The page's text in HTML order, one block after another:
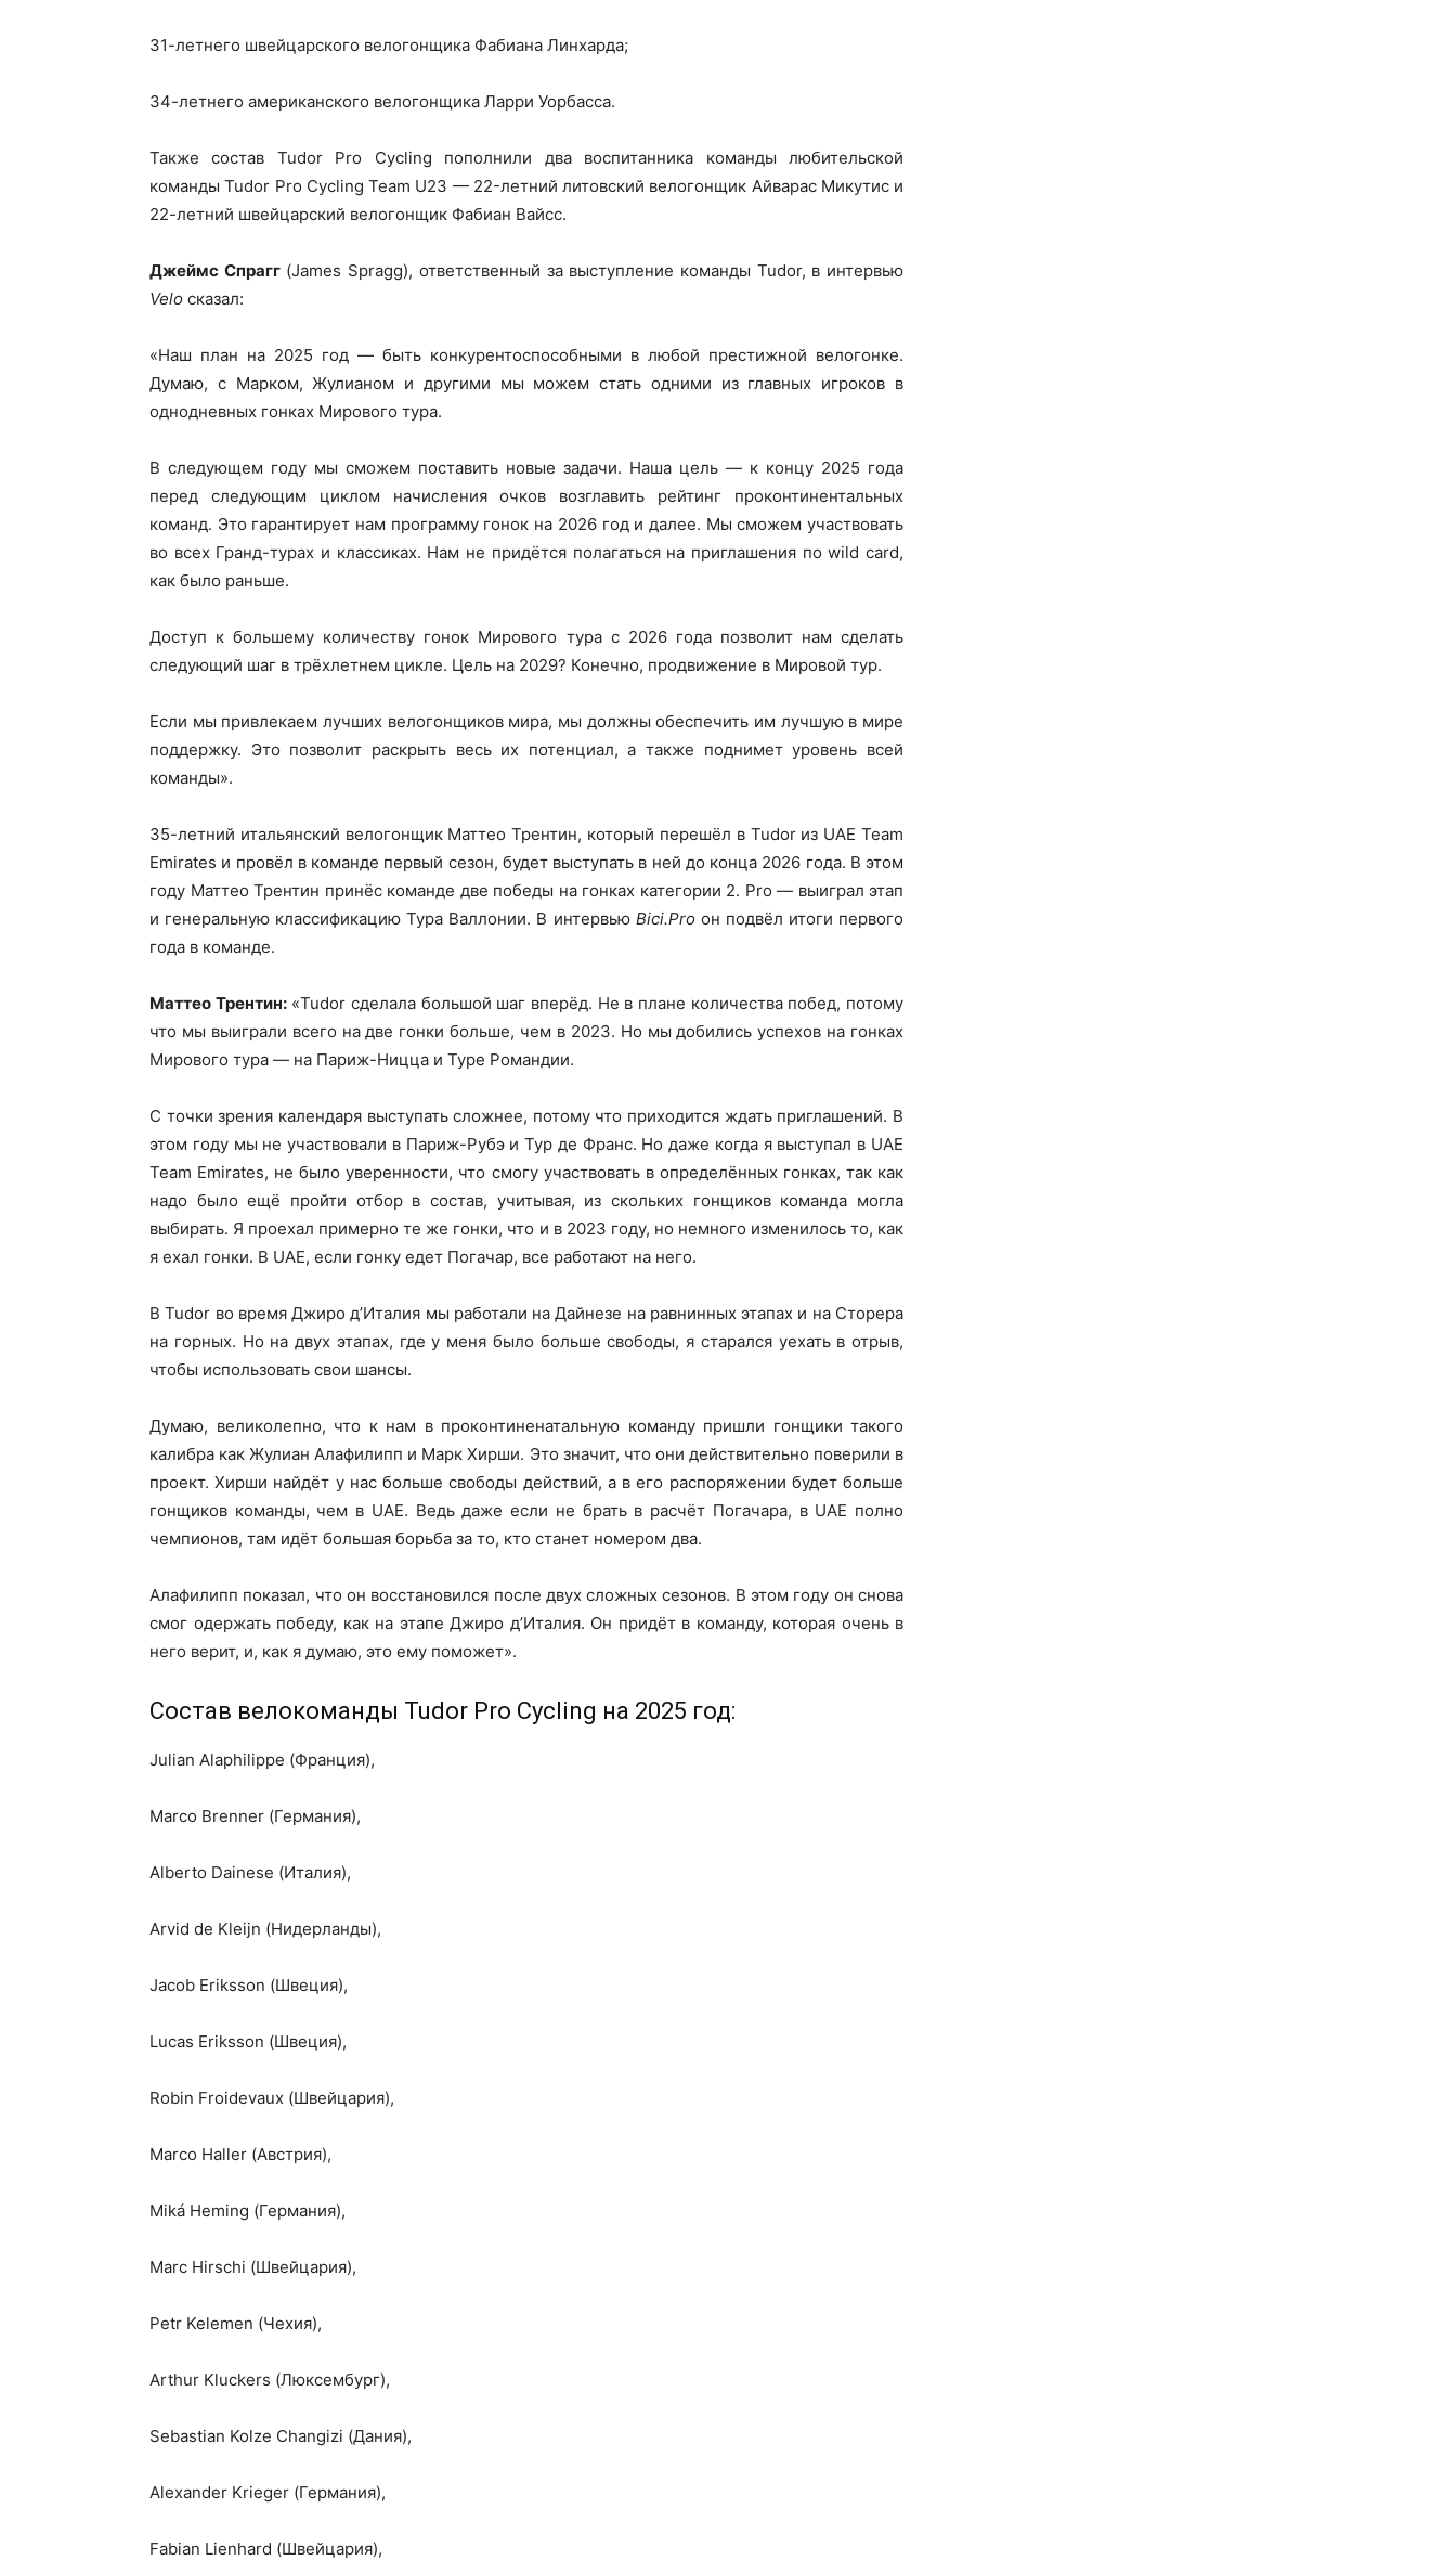
31-летнего швейцарского велогонщика Фабиана Линхарда;
34-летнего американского велогонщика Ларри Уорбасса.
Также состав Tudor Pro Cycling пополнили два воспитанника команды любительской
команды Tudor Pro Cycling Team U23 — 22-летний литовский велогонщик Айварас Микутис и
22-летний швейцарский велогонщик Фабиан Вайсс.
Джеймс Спрагг(James Spragg), ответственный за выступление команды Tudor, в интервью
Velo сказал:
«Наш план на 2025 год — быть конкурентоспособными в любой престижной велогонке.
Думаю, с Марком, Жулианом и другими мы можем стать одними из главных игроков в
однодневных гонках Мирового тура.
В следующем году мы сможем поставить новые задачи. Наша цель — к концу 2025 года
перед следующим циклом начисления очков возглавить рейтинг проконтинентальных
команд. Это гарантирует нам программу гонок на 2026 год и далее. Мы сможем участвовать
во всех Гранд-турах и классиках. Нам не придётся полагаться на приглашения по wild card,
как было раньше.
Доступ к большему количеству гонок Мирового тура с 2026 года позволит нам сделать
следующий шаг в трёхлетнем цикле. Цель на 2029? Конечно, продвижение в Мировой тур.
Если мы привлекаем лучших велогонщиков мира, мы должны обеспечить им лучшую в мире
поддержку. Это позволит раскрыть весь их потенциал, а также поднимет уровень всей
команды».
35-летний итальянский велогонщик Маттео Трентин, который перешёл в Tudor из UAE Team
Emirates и провёл в команде первый сезон, будет выступать в ней до конца 2026 года. В этом
году Маттео Трентин принёс команде две победы на гонках категории 2. Pro — выиграл этап
и генеральную классификацию Тура Валлонии. В интервью Bici.Proон подвёл итоги первого
года в команде.
Маттео Трентин:«Tudor сделала большой шаг вперёд. Не в плане количества побед, потому
что мы выиграли всего на две гонки больше, чем в 2023. Но мы добились успехов на гонках
Мирового тура — на Париж-Ницца и Туре Романдии.
С точки зрения календаря выступать сложнее, потому что приходится ждать приглашений. В
этом году мы не участвовали в Париж-Рубэ и Тур де Франс. Но даже когда я выступал в UAE
Team Emirates, не было уверенности, что смогу участвовать в определённых гонках, так как
надо было ещё пройти отбор в состав, учитывая, из скольких гонщиков команда могла
выбирать. Я проехал примерно те же гонки, что и в 2023 году, но немного изменилось то, как
я ехал гонки. В UAE, если гонку едет Погачар, все работают на него.
В Tudor во время Джиро д’Италия мы работали на Дайнезе на равнинных этапах и на Сторера
на горных. Но на двух этапах, где у меня было больше свободы, я старался уехать в отрыв,
чтобы использовать свои шансы.
Думаю, великолепно, что к нам в проконтиненатальную команду пришли гонщики такого
калибра как Жулиан Алафилипп и Марк Хирши. Это значит, что они действительно поверили в
проект. Хирши найдёт у нас больше свободы действий, а в его распоряжении будет больше
гонщиков команды, чем в UAE. Ведь даже если не брать в расчёт Погачара, в UAE полно
чемпионов, там идёт большая борьба за то, кто станет номером два.
Алафилипп показал, что он восстановился после двух сложных сезонов. В этом году он снова
смог одержать победу, как на этапе Джиро д’Италия. Он придёт в команду, которая очень в
него верит, и, как я думаю, это ему поможет».
Состав велокоманды Tudor Pro Cycling на 2025 год:
Julian Alaphilippe (Франция),
Marco Brenner (Германия),
Alberto Dainese (Италия),
Arvid de Kleijn (Нидерланды),
Jacob Eriksson (Швеция),
Lucas Eriksson (Швеция),
Robin Froidevaux (Швейцария),
Marco Haller (Австрия),
Miká Heming (Германия),
Marc Hirschi (Швейцария),
Petr Kelemen (Чехия),
Arthur Kluckers (Люксембург),
Sebastian Kolze Changizi (Дания),
Alexander Krieger (Германия),
Fabian Lienhard (Швейцария),